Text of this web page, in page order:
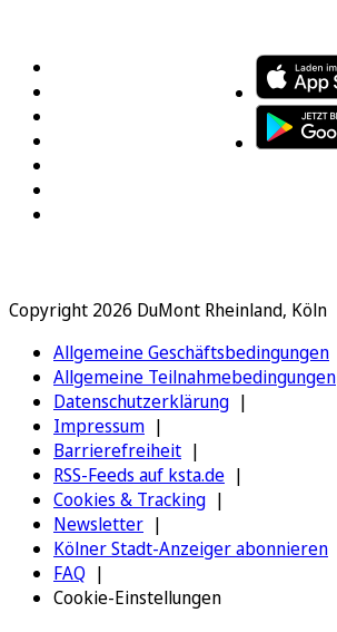
Copyright 2026 DuMont Rheinland, Köln
Allgemeine Geschäftsbedingungen
Allgemeine Teilnahmebedingungen
Datenschutzerklärung
Impressum
Barrierefreiheit
RSS-Feeds auf ksta.de
Cookies & Tracking
Newsletter
Kölner Stadt-Anzeiger abonnieren
FAQ
Cookie-Einstellungen